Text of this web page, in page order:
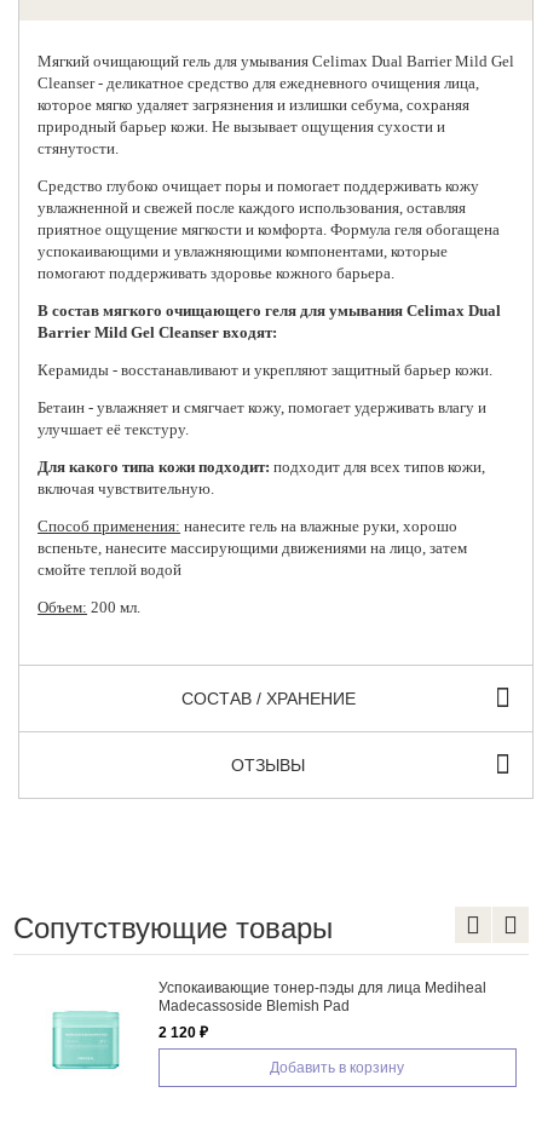
Мягкий очищающий гель для умывания Celimax Dual Barrier Mild Gel
Cleanser - деликатное средство для ежедневного очищения лица,
которое мягко удаляет загрязнения и излишки себума, сохраняя
природный барьер кожи. Не вызывает ощущения сухости и
стянутости.
Средство глубоко очищает поры и помогает поддерживать кожу
увлажненной и свежей после каждого использования, оставляя
приятное ощущение мягкости и комфорта. Формула геля обогащена
успокаивающими и увлажняющими компонентами, которые
помогают поддерживать здоровье кожного барьера.
В состав мягкого очищающего геля для умывания Celimax Dual
Barrier Mild Gel Cleanser входят:
Керамиды - восстанавливают и укрепляют защитный барьер кожи.
Бетаин - увлажняет и смягчает кожу, помогает удерживать влагу и
улучшает её текстуру.
Для какого типа кожи подходит: подходит для всех типов кожи,
включая чувствительную.
Способ применения: нанесите гель на влажные руки, хорошо
вспеньте, нанесите массирующими движениями на лицо, затем
смойте теплой водой
Объем: 200 мл.
СОСТАВ / ХРАНЕНИЕ
ОТЗЫВЫ
Сопутствующие товары
Успокаивающие тонер-пэды для лица Mediheal
Madecassoside Blemish Pad
2 120 ₽
Добавить в корзину